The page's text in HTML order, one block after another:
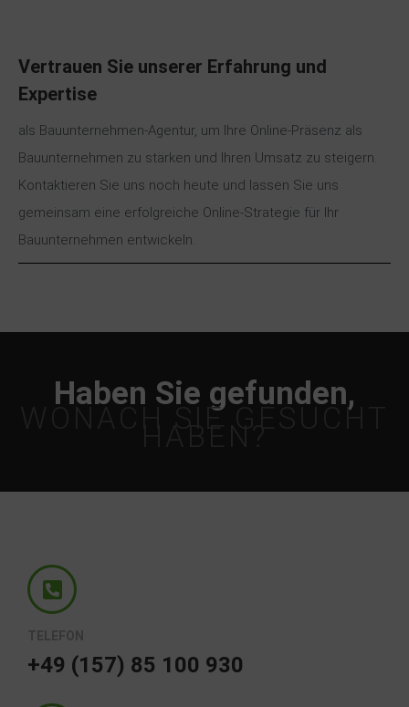
Vertrauen Sie unserer Erfahrung und
Expertise
als Bauunternehmen-Agentur, um Ihre Online-Präsenz als
Bauunternehmen zu stärken und Ihren Umsatz zu steigern.
Kontaktieren Sie uns noch heute und lassen Sie uns
gemeinsam eine erfolgreiche Online-Strategie für Ihr
Bauunternehmen entwickeln.
Haben Sie gefunden,
WONACH SIE GESUCHT
+49 (157) 85 100 930